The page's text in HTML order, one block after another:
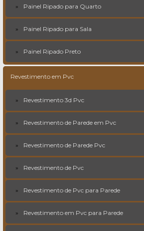
Painel Ripado para Quarto
Painel Ripado para Sala
Painel Ripado Preto
Revestimento em Pvc
Revestimento 3d Pvc
Revestimento de Parede em Pvc
Revestimento de Parede Pvc
Revestimento de Pvc
Revestimento de Pvc para Parede
Revestimento em Pvc para Parede